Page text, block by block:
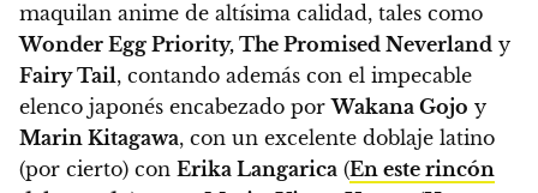
maquilan anime de altísima calidad, tales como
Wonder Egg Priority, The Promised Neverland y
Fairy Tail, contando además con el impecable
elenco japonés encabezado porWakana Gojo y
Marin Kitagawa, con un excelente doblaje latino
(por cierto) con Erika Langarica (En este rincón